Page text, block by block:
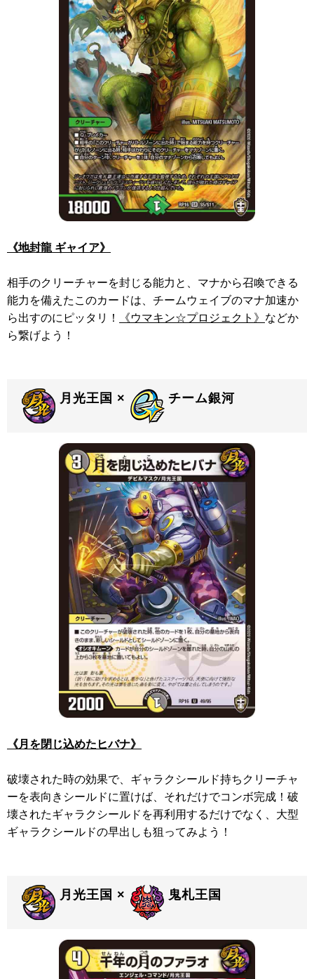
《地封龍 ギャイア》
相手のクリーチャーを封じる能力と、マナから召喚できる
能力を備えたこのカードは、チームウェイブのマナ加速か
ら出すのにピッタリ！
《ウマキン☆プロジェクト》 などか
ら繋げよう！
月光王国 × チーム銀河
《月を閉じ込めたヒバナ》
破壊された時の効果で、ギャラクシールド持ちクリーチャ
ーを表向きシールドに置けば、それだけでコンボ完成！破
壊されたギャラクシールドを再利用するだけでなく、大型
ギャラクシールドの早出しも狙ってみよう！
月光王国 × 鬼札王国